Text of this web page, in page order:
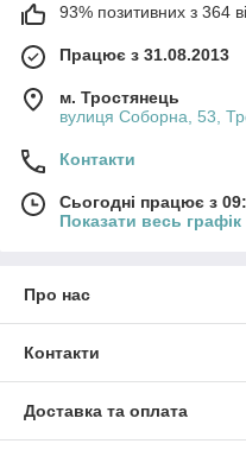
93% позитивних з 364
Працює з 31.08.2013
м. Тростянець
вулиця Соборна, 53,
Контакти
Сьогодні працює з
Показати весь
Про нас
Контакти
Доставка та оплата